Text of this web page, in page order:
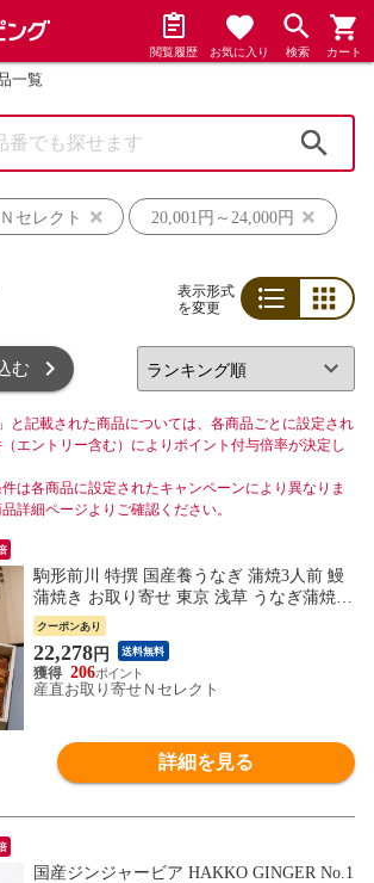
閲覧履歴 お気に入り 検索 カート
一覧
セレクト
20,001円～24,000円
表示形式
を変更
む
と記載された商品については、各商品ごとに設定され
エントリー含む）によりポイント付与倍率が決定し
は各商品に設定されたキャンペーンにより異なりま
詳細ページよりご確認ください。
駒形前川 特撰 国産養うなぎ 蒲焼3人前 鰻
蒲焼き お取り寄せ 東京 浅草 うなぎ蒲焼き
国産 ウナギ蒲焼 タレ 山椒付き 鰻蒲焼き
江戸前
クーポンあり
22,278円 送料無料
206
産直お取り寄せＮセレクト
詳細を見る
国産ジンジャービア HAKKO GINGER No.1